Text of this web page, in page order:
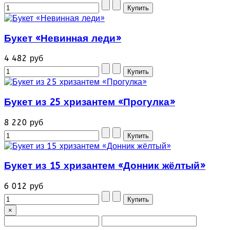
Букет «Невинная леди»
4 482 руб
Букет из 25 хризантем «Прогулка»
8 220 руб
Букет из 15 хризантем «Донник жёлтый»
6 012 руб
×